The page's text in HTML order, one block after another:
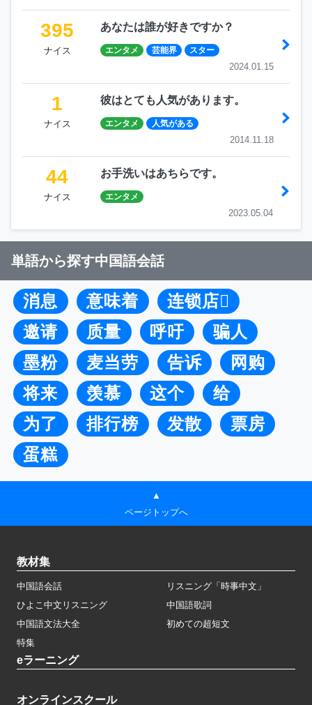
395
ナイス
あなたは誰が好きですか？
エンタメ 芸能界 スター
2024.01.15
1
ナイス
彼はとても人気があります。
エンタメ 人気がある
2014.11.18
44
ナイス
お手洗いはあちらです。
エンタメ
2023.05.04
単語から探す中国語会話
消息 意味着
连锁店
邀请
质量 呼吁
骗人
墨粉
麦当劳 告诉
网购
将来
羡慕 这个
给
为了
排行榜 发散
票房
蛋糕
▲
ページトップへ
教材集
中国語会話
リスニング「時事中文」
ひよこ中文リスニング
中国語歌詞
中国語文法大全
初めての超短文
特集
eラーニング
オンラインスクール